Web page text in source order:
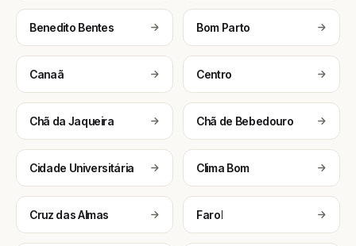
Benedito Bentes Bom Parto
Canaã Centro
Chã da Jaqueira Chã de Bebedouro
Cidade Universitária Clima Bom
Cruz das Almas Farol